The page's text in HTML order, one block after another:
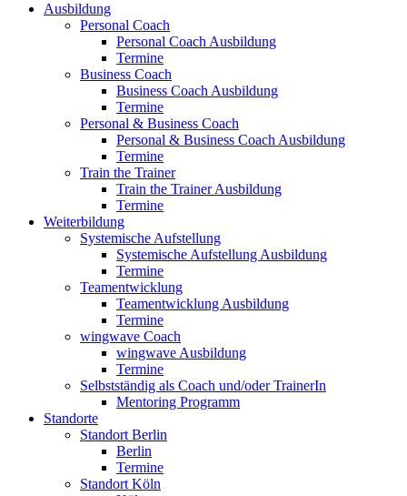
Ausbildung
Personal Coach
Personal Coach Ausbildung
Termine
Business Coach
Business Coach Ausbildung
Termine
Personal & Business Coach
Personal & Business Coach Ausbildung
Termine
Train the Trainer
Train the Trainer Ausbildung
Termine
Weiterbildung
Systemische Aufstellung
Systemische Aufstellung Ausbildung
Termine
Teamentwicklung
Teamentwicklung Ausbildung
Termine
wingwave Coach
wingwave Ausbildung
Termine
Selbstständig als Coach und/oder TrainerIn
Mentoring Programm
Standorte
Standort Berlin
Berlin
Termine
Standort Köln